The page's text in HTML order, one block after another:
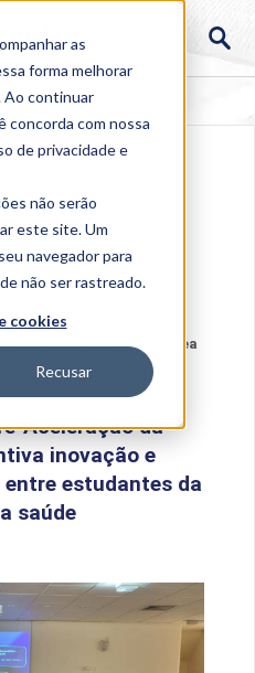
as
forma melhorar
Ao continuar
concorda com nossa
deprivacidade e
não serão
este site. Um
navegador para
não ser rastreado.
cookies
Recusar
da Unitecne incentiva
entre estudantes da área
Aceleração da
inovação e
estudantes da
saúde